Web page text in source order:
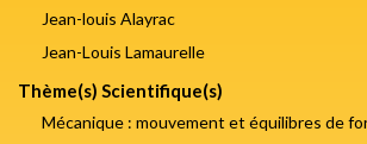
Jean-louis Alayrac
Jean-Louis Lamaurelle
Thème(s) Scientifique(s)
Mécanique : mouvement et équilibres de